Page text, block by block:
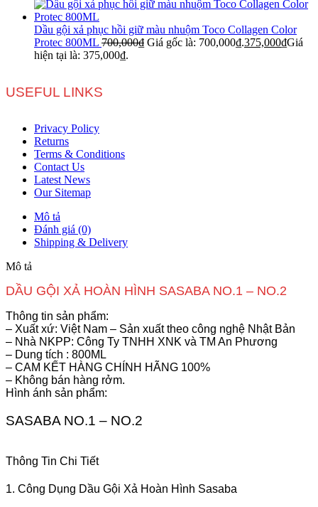
Dầu gội xả phục hồi giữ màu nhuộm Toco Collagen Color
Protec 800ML 700,000₫ Giá gốc là: 700,000₫.375,000₫Giá
hiện tại là: 375,000₫.
USEFUL LINKS
Privacy Policy
Returns
Terms & Conditions
Contact Us
Latest News
Our Sitemap
Mô tả
Đánh giá (0)
Shipping & Delivery
Mô tả
DẦU GỘI XẢ HOÀN HÌNH SASABA NO.1 – NO.2
Thông tin sản phẩm:
– Xuất xứ: Việt Nam – Sản xuất theo công nghệ Nhật Bản
– Nhà NKPP: Công Ty TNHH XNK và TM An Phương
– Dung tích : 800ML
– CAM KẾT HÀNG CHÍNH HÃNG 100%
– Không bán hàng rởm.
Hình ánh sản phẩm:
SASABA NO.1 – NO.2
Thông Tin Chi Tiết
1. Công Dụng Dầu Gội Xả Hoàn Hình Sasaba